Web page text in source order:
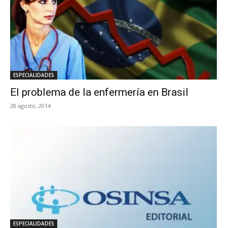
ESPECIALIDADES
El problema de la enfermería en Brasil
28 agosto, 2014
ESPECIALIDADES